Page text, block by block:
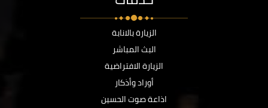
الزيارة بالانابة
البث المباشر
الزيارة الافتراضية
أوراد وأذكار
اذاعة صوت الحسين